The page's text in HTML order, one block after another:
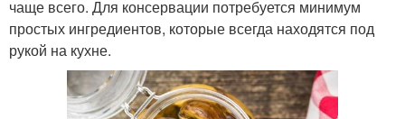
чаще всего. Для консервации потребуется минимум
простых ингредиентов, которые всегда находятся под
рукой на кухне.